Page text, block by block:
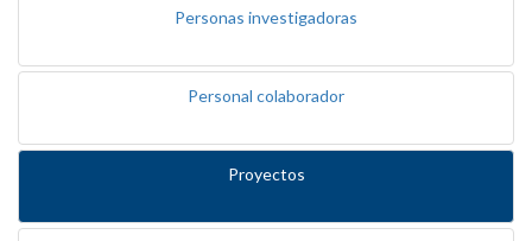
Personas investigadoras
Personal colaborador
Proyectos